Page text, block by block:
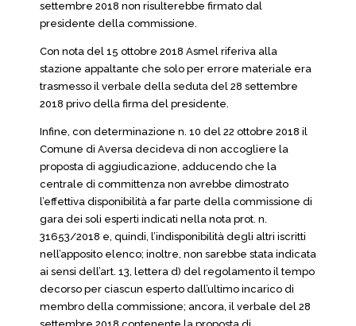
settembre 2018 non risulterebbe firmato dal
presidente della commissione.
Con nota del 15 ottobre 2018 Asmel riferiva alla
stazione appaltante che solo per errore materiale era
trasmesso il verbale della seduta del 28 settembre
2018 privo della firma del presidente.
Infine, con determinazione n. 10 del 22 ottobre 2018 il
Comune di Aversa decideva di non accogliere la
proposta di aggiudicazione, adducendo che la
centrale di committenza non avrebbe dimostrato
l’effettiva disponibilità a far parte della commissione di
gara dei soli esperti indicati nella nota prot. n.
31653/2018 e, quindi, l’indisponibilità degli altri iscritti
nell’apposito elenco; inoltre, non sarebbe stata indicata
ai sensi dell’art. 13, lettera d) del regolamento il tempo
decorso per ciascun esperto dall’ultimo incarico di
membro della commissione; ancora, il verbale del 28